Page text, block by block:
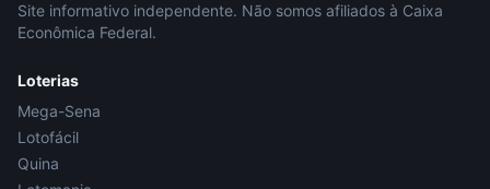
Site informativo independente. Não somos afiliados à Caixa
Econômica Federal.
Loterias
Mega-Sena
Lotofácil
Quina